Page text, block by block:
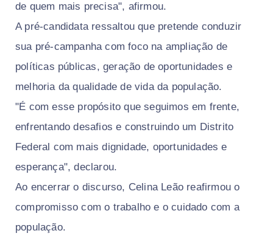
de quem mais precisa", afirmou.
A pré-candidata ressaltou que pretende conduzir
sua pré-campanha com foco na ampliação de
políticas públicas, geração de oportunidades e
melhoria da qualidade de vida da população.
"É com esse propósito que seguimos em frente,
enfrentando desafios e construindo um Distrito
Federal com mais dignidade, oportunidades e
esperança", declarou.
Ao encerrar o discurso, Celina Leão reafirmou o
compromisso com o trabalho e o cuidado com a
população.